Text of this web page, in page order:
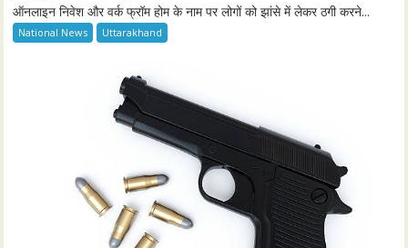
ऑनलाइन निवेश और वर्क फ्रॉम होम के नाम पर लोगों को झांसे में लेकर ठगी करने...
National News Uttarakhand